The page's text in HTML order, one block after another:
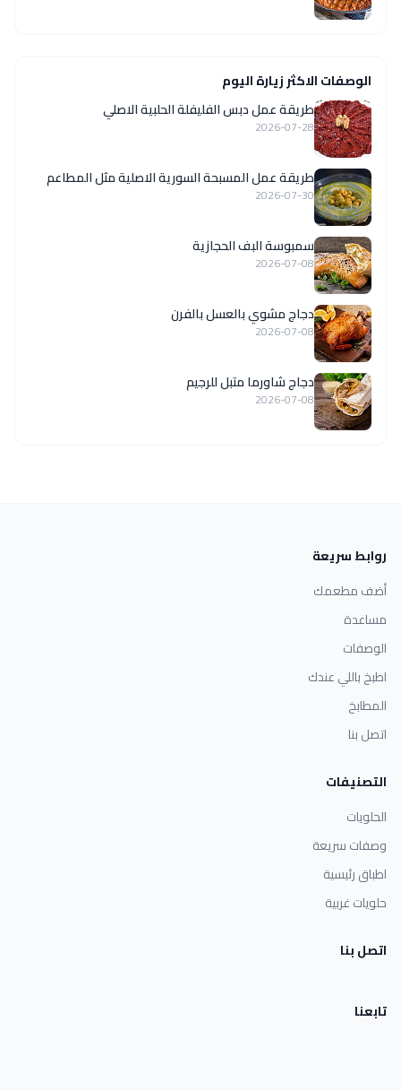
الوصفات الاكثر زيارة اليوم
طريقة عمل دبس الفليفلة الحلبية الاصلي
2026-07-28
‏طريقة عمل المسبحة السورية الاصلية مثل المطاعم
2026-07-30
سمبوسة البف الحجازية
2026-07-08
دجاج مشوي بالعسل بالفرن
2026-07-08
دجاج شاورما متبل للرجيم
2026-07-08
روابط سريعة
أضف مطعمك
مساعدة
الوصفات
اطبخ باللي عندك
المطابخ
اتصل بنا
التصنيفات
الحلويات
وصفات سريعة
اطباق رئيسية
حلويات غربية
اتصل بنا
تابعنا